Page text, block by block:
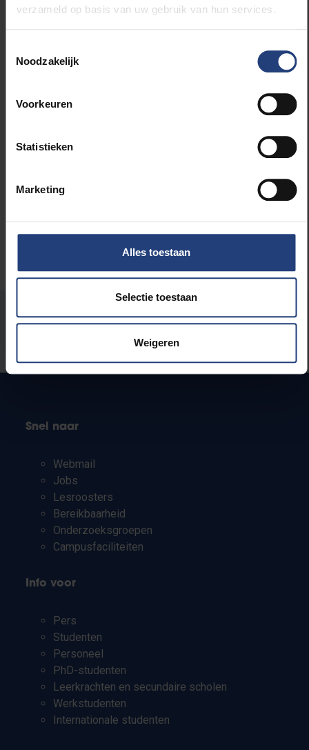
verzameld op basis van uw gebruik van hun services.
Noodzakelijk
Voorkeuren
Statistieken
Marketing
Alles toestaan
Selectie toestaan
Weigeren
Laat het ons weten
Snel naar
Webmail
Jobs
Lesroosters
Bereikbaarheid
Onderzoeksgroepen
Campusfaciliteiten
Info voor
Pers
Studenten
Personeel
PhD-studenten
Leerkrachten en secundaire scholen
Werkstudenten
Internationale studenten